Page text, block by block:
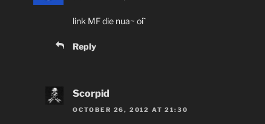
link MF die nua~ oi`
Reply
Scorpid
OCTOBER 26, 2012 AT 21:30